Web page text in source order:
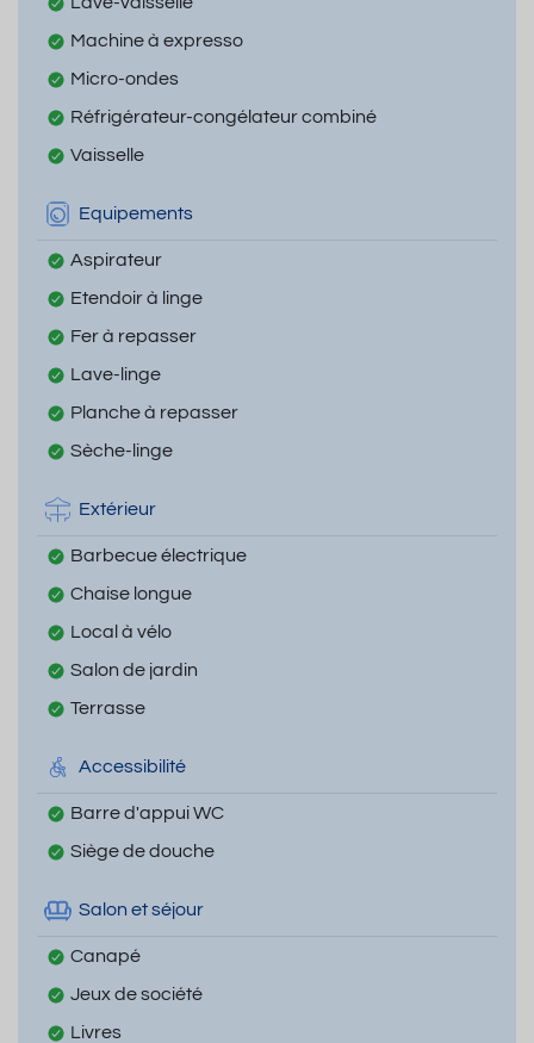
Machine à expresso
Micro-ondes
Réfrigérateur-congélateur combiné
Vaisselle
Equipements
Aspirateur
Etendoir à linge
Fer à repasser
Lave-linge
Planche à repasser
Sèche-linge
Extérieur
Barbecue électrique
Chaise longue
Local à vélo
Salon de jardin
Terrasse
Accessibilité
Barre d'appui WC
Siège de douche
Salon et séjour
Canapé
Jeux de société
Livres